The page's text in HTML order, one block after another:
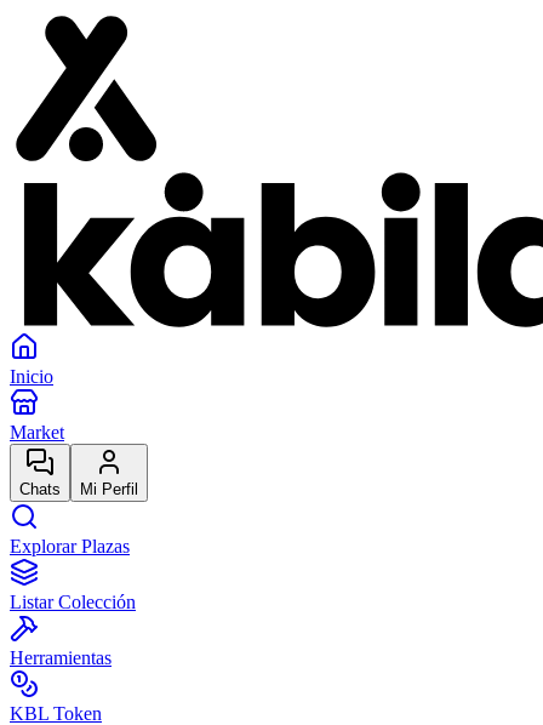
Inicio
Market
Chats Mi Perfil
Explorar Plazas
Listar Colección
Herramientas
KBL Token